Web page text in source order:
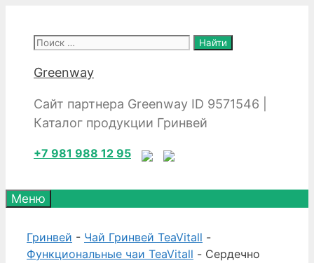
содержимому
Поиск:
Greenway
Сайт партнера Greenway ID 9571546 |
Каталог продукции Гринвей
+7 981 988 12 95
Меню
Гринвей - Чай Гринвей TeaVitall -
Функциональные чаи TeaVitall - Сердечно